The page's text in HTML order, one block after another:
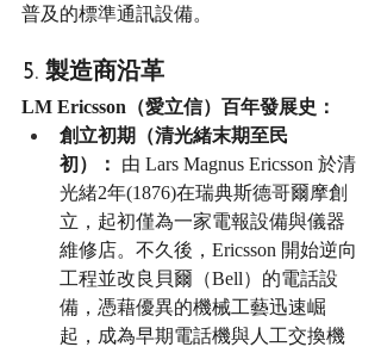
普及的標準通訊設備。
5. 製造商沿革
LM Ericsson（愛立信）百年發展史：
創立初期（清光緒末期至民
初）：
由 Lars Magnus Ericsson 於清
光緒2年(1876)在瑞典斯德哥爾摩創
立，起初僅為一家電報設備與儀器
維修店。不久後，Ericsson 開始逆向
工程並改良貝爾（Bell）的電話設
備，憑藉優異的機械工藝迅速崛
起，成為早期電話機與人工交換機